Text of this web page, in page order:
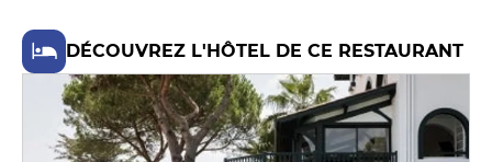
DÉCOUVREZ L'HÔTEL DE CE RESTAURANT